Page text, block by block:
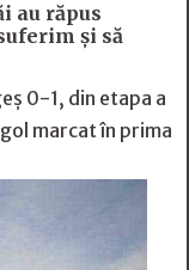
au răpus
şi să
0-1, din etapa a
marcat în prima